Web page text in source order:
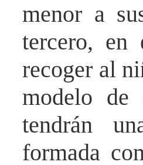
menor a
tercero,
recoger al
modelo de
tendrán
formada